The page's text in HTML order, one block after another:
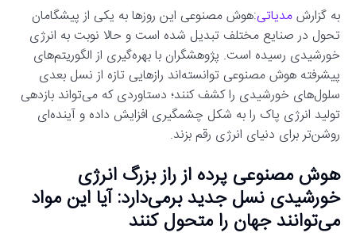
به گزارشمدیاتی:هوش مصنوعی این روزها به یکی از پیشگامان
تحول در صنایع مختلف تبدیل شده است و حالا نوبت به انرژی
خورشیدی رسیده است. پژوهشگران با بهره‌گیری از الگوریتم‌های
پیشرفته هوش مصنوعی توانسته‌اند رازهایی تازه از نسل بعدی
سلول‌های خورشیدی را کشف کنند؛ دستاوردی که می‌تواند بازدهی
تولید انرژی پاک را به شکل چشمگیری افزایش داده و آینده‌ای
روشن‌تر برای دنیای انرژی رقم بزند.
هوش مصنوعی پرده از راز بزرگ انرژی
خورشیدی نسل جدید برمی‌دارد: آیا این مواد
می‌توانند جهان را متحول کنند